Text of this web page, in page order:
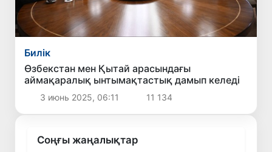
Билік
Өзбекстан мен Қытай арасындағы
аймақаралық ынтымақтастық дамып келеді
3 июнь 2025, 06:11 11 134
Соңғы жаңалықтар